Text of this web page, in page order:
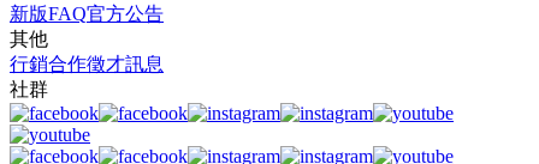
新版FAQ官方公告
其他
行銷合作徵才訊息
社群